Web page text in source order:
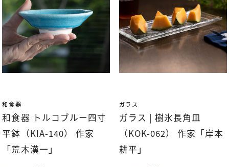
和食器
和食器 トルコブルー四寸
平鉢（KIA-140） 作家
「荒木漢一」
ガラス
ガラス | 樹氷長角皿
（KOK-062） 作家「岸本
耕平」